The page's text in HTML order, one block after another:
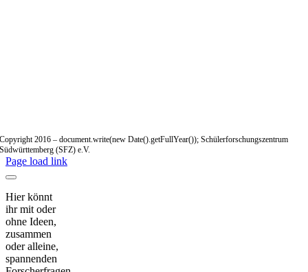
Copyright 2016 – document.write(new Date().getFullYear()); Schülerforschungszentrum
Südwürttemberg (SFZ) e.V.
Page load link
Hier könnt
ihr mit oder
ohne Ideen,
zusammen
oder alleine,
spannenden